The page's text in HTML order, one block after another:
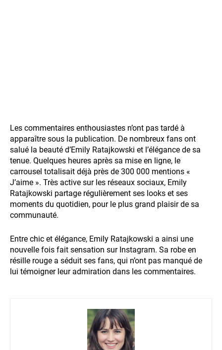
Les commentaires enthousiastes n’ont pas tardé à
apparaître sous la publication. De nombreux fans ont
salué la beauté d’Emily Ratajkowski et l’élégance de sa
tenue. Quelques heures après sa mise en ligne, le
carrousel totalisait déjà près de 300 000 mentions «
J’aime ». Très active sur les réseaux sociaux, Emily
Ratajkowski partage régulièrement ses looks et ses
moments du quotidien, pour le plus grand plaisir de sa
communauté.
Entre chic et élégance, Emily Ratajkowski a ainsi une
nouvelle fois fait sensation sur Instagram. Sa robe en
résille rouge a séduit ses fans, qui n’ont pas manqué de
lui témoigner leur admiration dans les commentaires.